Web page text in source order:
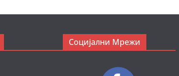
Социјални Мрежи